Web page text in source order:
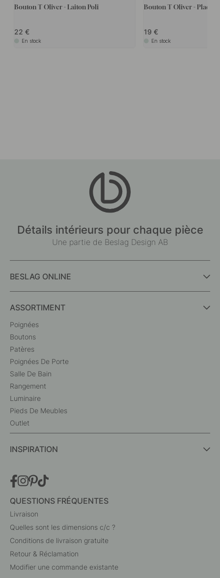
Bouton T Oliver - Laiton Poli
22
En stock
Bouton T Oliver - Plaqué
19
En stock
Détails intérieurs pour chaque pièce
Une partie de Beslag Design AB
BESLAG ONLINE
ASSORTIMENT
Poignées
Boutons
Patères
Poignées De Porte
Salle De Bain
Rangement
Luminaire
Pieds De Meubles
Outlet
INSPIRATION
QUESTIONS FRÉQUENTES
Livraison
Quelles sont les dimensions c/c ?
Conditions de livraison gratuite
Retour & Réclamation
Modifier une commande existante